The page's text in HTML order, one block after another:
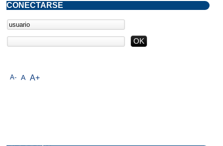
A- A A+
CONECTARSE